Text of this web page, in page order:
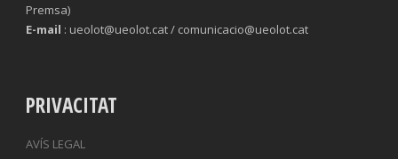
Premsa)
E-mail : ueolot@ueolot.cat / comunicacio@ueolot.cat
PRIVACITAT
AVÍS LEGAL